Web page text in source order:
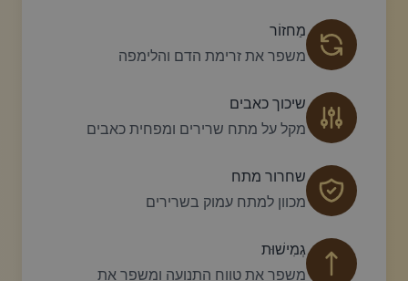
מַחזוֹר
משפר את זרימת הדם והלימפה
שיכוך כאבים
מקל על מתח שרירים ומפחית כאבים
שחרור מתח
מכוון למתח עמוק בשרירים
גְמִישׁוּת
משפר את טווח התנועה ומשפר את